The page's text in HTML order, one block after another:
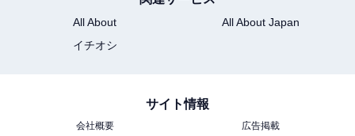
All About
All About Japan
イチオシ
サイト情報
会社概要
広告掲載